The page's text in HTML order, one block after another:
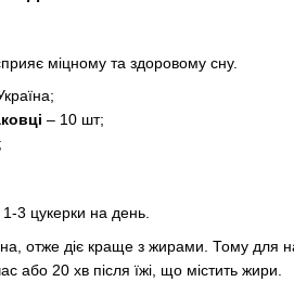
міцному та здоровому сну.
– 10 шт;
3 цукерки на день.
отже діє краще з жирами. Тому для
або 20 хв після їжі, що містить жири.